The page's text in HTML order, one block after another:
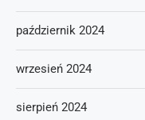
październik 2024
wrzesień 2024
sierpień 2024